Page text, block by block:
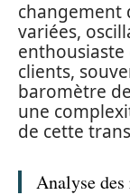
changement
variées,
enthousiaste
clients,
baromètre
une
de cette
Analyse